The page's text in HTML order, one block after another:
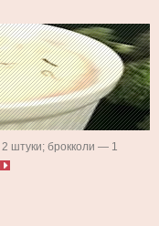
штуки; брокколи — 1